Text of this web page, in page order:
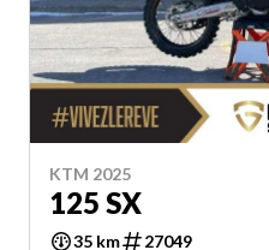
KTM 2025
125 SX
35 km 27049